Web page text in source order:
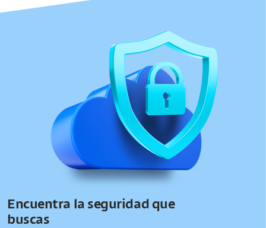
Encuentra la seguridad que
buscas